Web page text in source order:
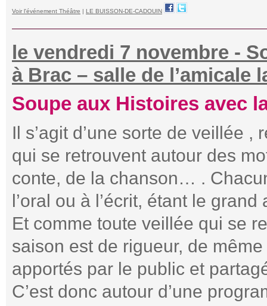
Voir l'événement Théâtre | LE BUISSON-DE-CADOUIN
le vendredi 7 novembre -
à Brac – salle de l’amicale
Soupe aux Histoires avec
Il s’agit d’une sorte de veillée ,
qui se retrouvent autour des
conte, de la chanson… .
l’oral ou à l’écrit, étant le
Et comme toute veillée qui se
saison est de rigueur, de
apportés par le public et
C’est donc autour d’une